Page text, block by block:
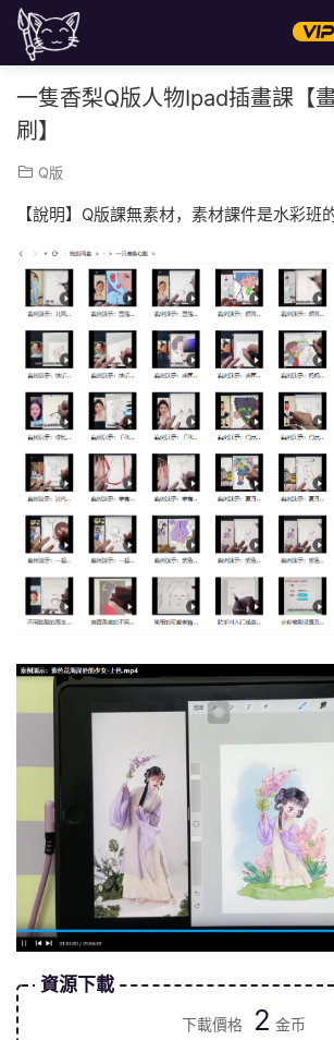
一隻香梨Q版人物Ipad插畫課【
刷】
Q版
【說明】Q版課無素材，素材課件是水彩班
資源下載
下載價格 2 金币